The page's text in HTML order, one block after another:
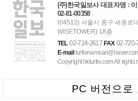
(주)한국일보사 대표자명 :
02-81-00358
(04512) 서울시 중구 세종로
WISETOWER) 18층
TEL02-724-2617FAX02-720-
E-mail
Copyright hkturtle.com All rights
PC 버전으로